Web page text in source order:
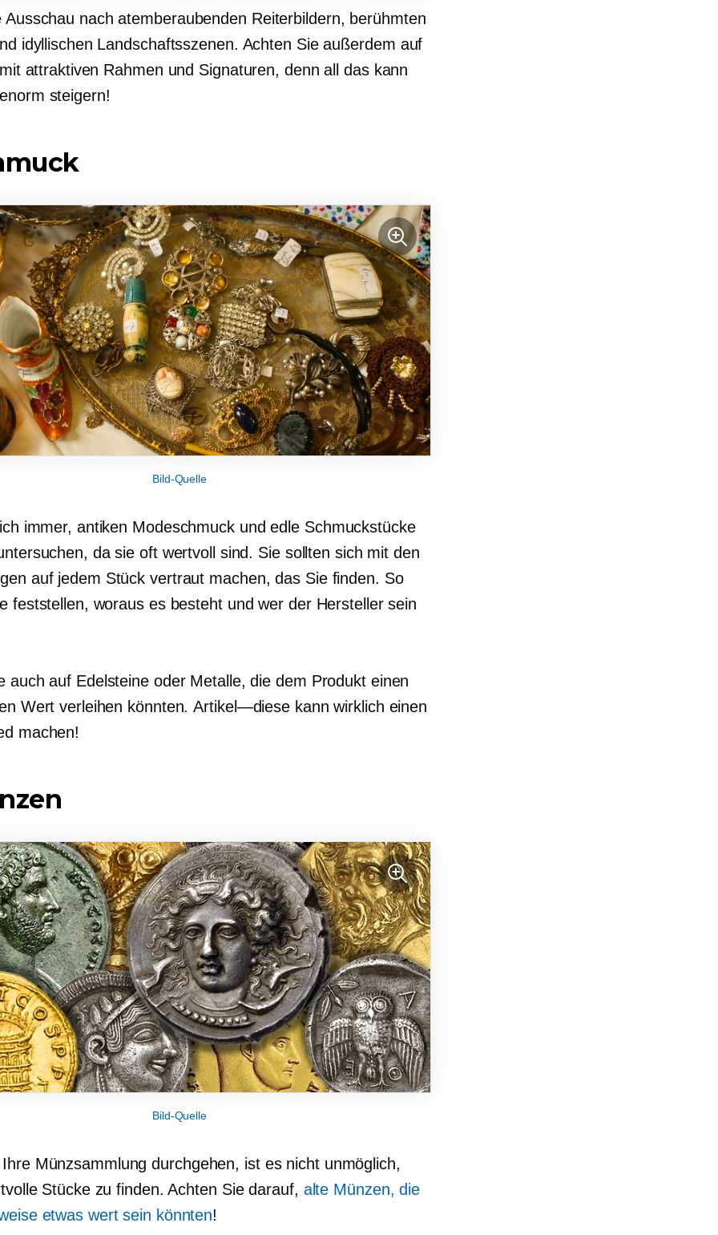
Ausschau nach atemberaubenden Reiterbildern, berühmten
idyllischen Landschaftsszenen. Achten Sie außerdem auf
attraktiven Rahmen und Signaturen, denn all das kann
steigern!
Bild-Quelle
immer, antiken Modeschmuck und edle Schmuckstücke
da sie oft wertvoll sind. Sie sollten sich mit den
auf jedem Stück vertraut machen, das Sie finden. So
feststellen, woraus es besteht und wer der Hersteller sein
auch auf Edelsteine ​​oder Metalle, die dem Produkt einen
Wert verleihen könnten.Artikel—diese kann wirklich einen
machen!
Bild-Quelle
Münzsammlung durchgehen, ist es nicht unmöglich,
Stücke zu finden. Achten Sie darauf, alte Münzen, die
etwas wert sein könnten!